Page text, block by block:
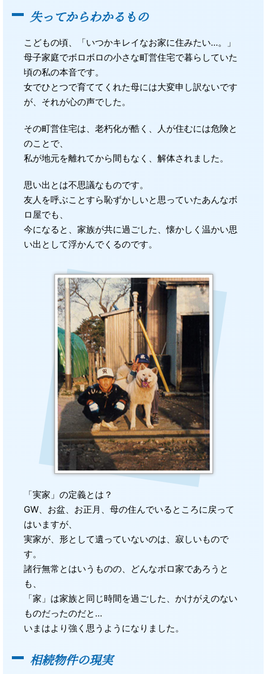
失ってからわかるもの
こどもの頃、「いつかキレイなお家に住みたい…。」
母子家庭でボロボロの小さな町営住宅で暮らしていた
頃の私の本音です。
女でひとつで育ててくれた母には大変申し訳ないです
が、それが心の声でした。
その町営住宅は、老朽化が酷く、人が住むには危険と
のことで、
私が地元を離れてから間もなく、解体されました。
思い出とは不思議なものです。
友人を呼ぶことすら恥ずかしいと思っていたあんなボ
ロ屋でも、
今になると、家族が共に過ごした、懐かしく温かい思
い出として浮かんでくるのです。
「実家」の定義とは？
GW、お盆、お正月、母の住んでいるところに戻って
はいますが、
実家が、形として遺っていないのは、寂しいもので
す。
諸行無常とはいうものの、どんなボロ家であろうと
も、
「家」は家族と同じ時間を過ごした、かけがえのない
ものだったのだと…
いまはより強く思うようになりました。
相続物件の現実